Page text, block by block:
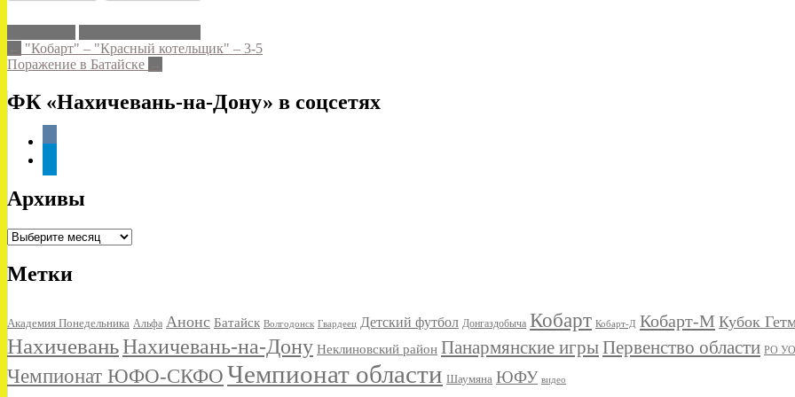
Post
navigation
"Кобарт" – "Красный котельщик" – 3-5
Поражение в Батайске
ФК «Нахичевань-на-Дону» в соцсетях
Архивы
Архивы
Метки
Академия Понедельника Альфа Анонс Батайск Волгодонск Гвардеец Детский футбол Донгаздобыча Кобарт Кобарт-Д Кобарт-М Кубок
НахичеваньНахичевань-на-Дону Неклиновский район Панармянские игрыПервенство области РО
Чемпионат ЮФО-СКФОЧемпионат области Шаумяна ЮФУ видео